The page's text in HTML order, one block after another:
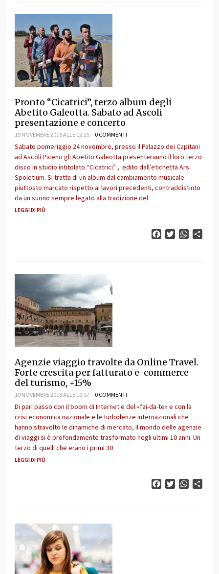
Pronto “Cicatrici”, terzo album degli
Abetito Galeotta. Sabato ad Ascoli
presentazione e concerto
19 NOVEMBRE 2018 ALLE 12:25 0 COMMENTI
Sabato pomeriggio 24 novembre, presso il Palazzo dei Capitani
ad Ascoli Piceno gli Abetito Galeotta presenteranno il loro terzo
disco in studio intitolato “Cicatrici” , edito dall’etichetta Ars
Spoletium. Si tratta di un album dal cambiamento musicale
piuttosto marcato rispetto ai lavori precedenti, contraddistinto
da un suono sempre legato alla tradizione del
LEGGI DI PIÙ
FacebookTwitter
Agenzie viaggio travolte da Online Travel.
Forte crescita per fatturato e-commerce
del turismo, +15%
19 NOVEMBRE 2018 ALLE 10:37 0 COMMENTI
Di pari passo con il boom di Internet e del «fai-da-te» e con la
crisi economica nazionale e le turbolenze internazionali che
hanno stravolto le dinamiche di mercato, il mondo delle agenzie
di viaggi si è profondamente trasformato negli ultimi 10 anni. Un
terzo di quelli che erano i primi 30
LEGGI DI PIÙ
FacebookTwitter